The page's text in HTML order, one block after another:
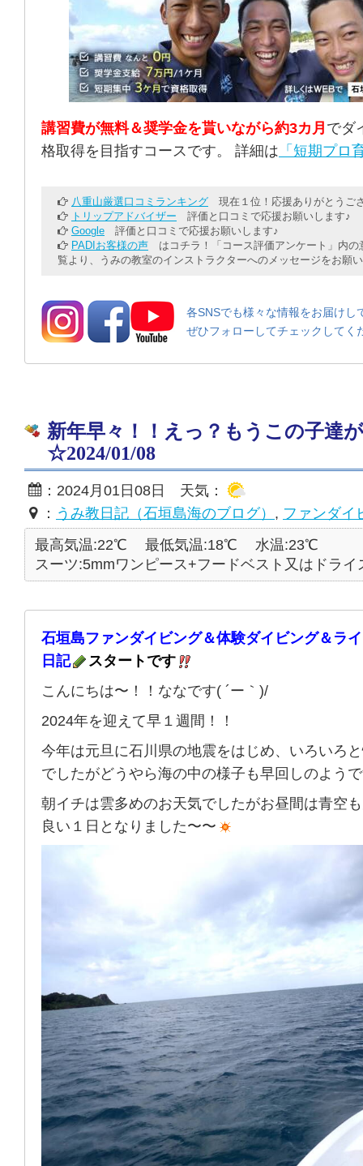
講習費が無料＆奨学金を貰いながら約3カ月 でダ
格取得を目指すコースです。 詳細は 「短期プロ
八重山厳選口コミランキング 現在１位！応援ありがとうご
トリップアドバイザー 評価と口コミで応援お願いします♪
Google 評価と口コミで応援お願いします♪
PADIお客様の声 はコチラ！「コース評価アンケート」内の
覧より、うみの教室のインストラクターへのメッセージをお願
各SNSでも様々な情報をお届けし
ぜひフォローしてチェックしてく
新年早々！！えっ？もうこの子達
☆2024/01/08
：2024月01日08日 天気：
： うみ教日記（石垣島海のブログ） , ファンダイ
最高気温:22℃
最低気温:18℃
水温:23℃
スーツ:5mmワンピース+フードベスト又はドライ
石垣島ファンダイビング＆体験ダイビング＆ラ
日記
スタートです
こんにちは〜！！ななです( ´ー｀)/
2024年を迎えて早１週間！！
今年は元旦に石川県の地震をはじめ、いろいろ
でしたがどうやら海の中の様子も早回しのよう
朝イチは雲多めのお天気でしたがお昼間は青空
良い１日となりました〜〜